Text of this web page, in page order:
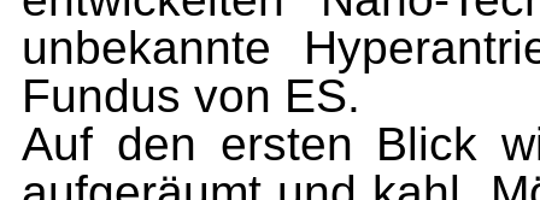
unbekannte
Fundus von ES.
Auf den ersten Blick